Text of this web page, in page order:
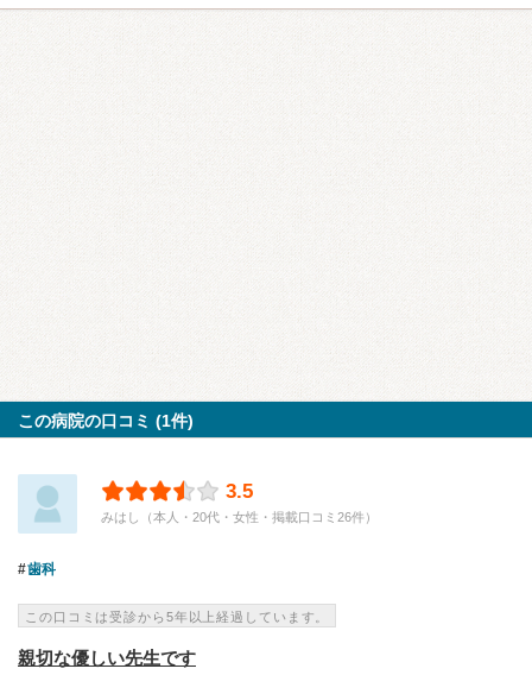
この病院の口コミ (1件)
3.5
みはし（本人・20代・女性・掲載口コミ26件）
歯科
この口コミは受診から5年以上経過しています。
親切な優しい先生です